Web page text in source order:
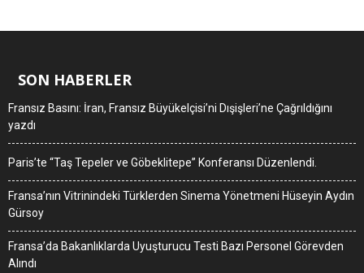
SON HABERLER
Fransız Basını: İran, Fransız Büyükelçisi’ni Dışişleri’ne Çağrıldığını
yazdı
Paris’te “Taş Tepeler ve Göbeklitepe” Konferansı Düzenlendi.
Fransa’nın Vitrinindeki Türklerden Sinema Yönetmeni Hüseyin Aydın
Gürsoy
Fransa’da Bakanlıklarda Uyuşturucu Testi Bazı Personel Görevden
Alındı